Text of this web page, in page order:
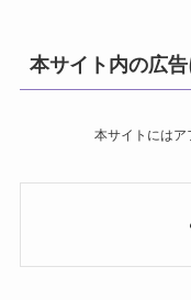
本サイト内の広
本サイトにはア